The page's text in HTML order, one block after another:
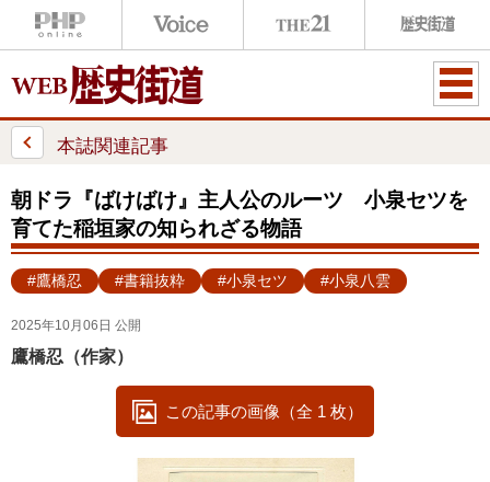
ME
本誌関連記事
朝ドラ『ばけばけ』主人公のルーツ 小泉セツを
育てた稲垣家の知られざる物語
#鷹橋忍 #書籍抜粋 #小泉セツ #小泉八雲
2025年10月06日 公開
鷹橋忍（作家）
この記事の画像（全 1 枚）